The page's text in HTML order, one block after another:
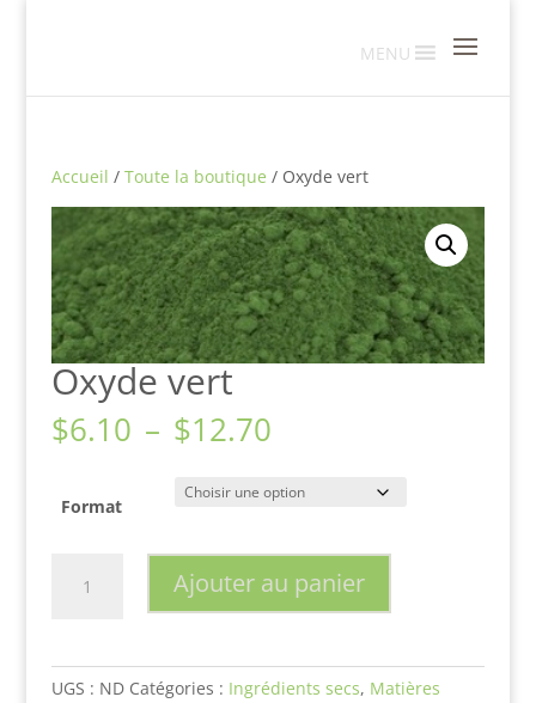
MENU
Accueil / Toute la boutique / Oxyde vert
Oxyde vert
$6.10 – $12.70Plage
prix :
$6.10
$12.70
Format
Ajouter au panier
UGS : ND Catégories : Ingrédients secs, Matières